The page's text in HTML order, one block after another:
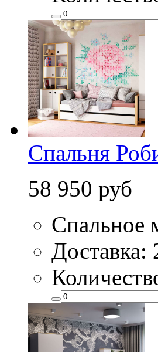
Спальня
58 950 руб
Спальное
Доставка: